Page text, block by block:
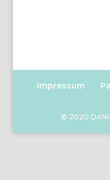
Impressum
© 2020